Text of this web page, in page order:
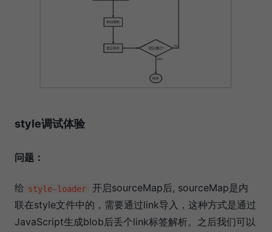
style调试体验
问题：
给 style-loader
开启sourceMap后, sourceMap是内
联在style文件中的，需要通过link导入，这种方式是通过
JavaScript生成blob后丢个link标签解析。之后我们可以